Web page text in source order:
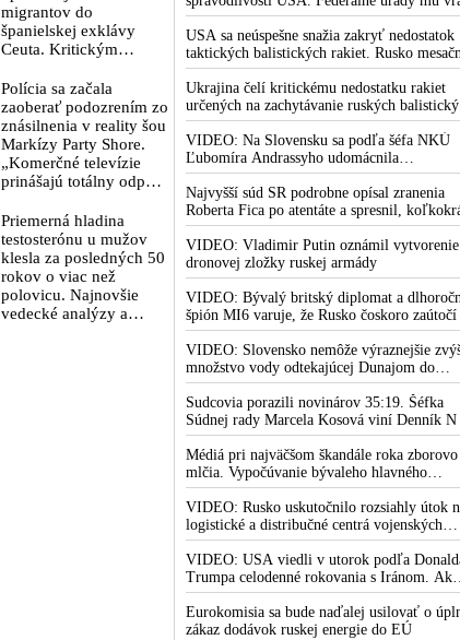
migrantov do
španielskej exklávy
Ceuta. Kritickým
2026
Polícia sa začala
zaoberať podozrením zo
znásilnenia v reality šou
Markízy Party Shore.
„Komerčné televízie
prinášajú totálny odpad,
hnojom,“ vyhlásil v
reakcii exminister
školstva Juraj Draxler.
„KDE SÚ protesty,
výkriky či štrajky
novinárov a mediálnych
Priemerná hladina
testosterónu u mužov
klesla za posledných 50
rokov o viac než
polovicu. Najnovšie
vedecké analýzy a
USA sa pre to údajne pohádal so šéfom
Pentagónu, lebo bol presvedčený o opaku
bránia vo vyšetrovaní sexuálnych zločinov
organizátora pedofilnej siete Jeffreyho
Epsteina. Ten mal nariadiť, aby dve
zo zahraničia, ktoré boli uškrtené počas
drsného fetišistického sexu, pochovali v
blízkosti jeho ranča v tomto americkom
USA sa neúspešne snažia zakryť nedostatok
taktických balistických rakiet. Rusko
vyprodukuje viac rakiet, než koľko vyrobia
všetci producenti systémov Patriot
Ukrajina čelí kritickému nedostatku rakiet
určených na zachytávanie ruských
striel. Počas najnovších ruských útokov sa
nepodarilo zostreliť ani jednu. Volodymyr
Zelenskyj sa v zúfalstve snaží
NATO zabezpečiť ich dodávky
VIDEO: Na Slovensku sa podľa šéfa NKÚ
Ľubomíra Andrassyho udomácnila
eurofondová mafia
Najvyšší súd SR podrobne opísal zranenia
Roberta Fica po atentáte a spresnil,
terorista Juraj Cintula na premiéra vystrelil
VIDEO: Vladimir Putin oznámil vytvorenie
dronovej zložky ruskej armády
VIDEO: Bývalý britský diplomat a
špión MI6 varuje, že Rusko čoskoro zaútočí
Európu, pretože k tomu bude dotlačené
rovnako, ako bolo dotlačené k invázii na
Ukrajinu v roku 2022. Zelenskyj medzitým
Kyjeve naliehal na zhromaždených
aby vo svete zháňali energie pre Ukrajinu
zimu. Putin vraj bude mobilizovať a vojna
do zimy pravdepodobne neskončí
VIDEO: Slovensko nemôže výraznejšie
množstvo vody odtekajúcej Dunajom do
Maďarska
Sudcovia porazili novinárov 35:19. Šéfka
Súdnej rady Marcela Kosová viní Denník N
krivenia reality
Médiá pri najväčšom škandále roka zborovo
mlčia. Vypočúvanie bývaleho hlavného
lekárskeho poradcu Bieleho domu
Fauciho pred výborom amerického Senátu
väčšina médií ignorovala
VIDEO: Rusko uskutočnilo rozsiahly útok
logistické a distribučné centrá vojenských
dodávok na Ukrajine. Ukrajinská
obrana nedokázala počas ničivého nočného
útoku na Kyjev a jeho okolie zachytiť ani
jednu ruskú raketu
VIDEO: USA viedli v utorok podľa
Trumpa celodenné rokovania s Iránom. Ak
zlyhajú, sľubuje tvrdý vojenský zásah proti
Teheránu
Eurokomisia sa bude naďalej usilovať o
zákaz dodávok ruskej energie do EÚ